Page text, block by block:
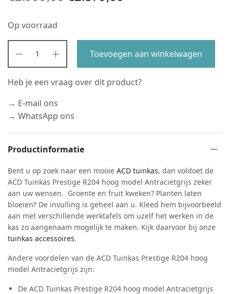
Op voorraad
Toevoegen aan winkelwagen
Heb je een vraag over dit product?
→ E-mail ons
→ WhatsApp ons
Productinformatie
Bent u op zoek naar een mooieACD tuinkas, dan voldoet de
ACD Tuinkas Prestige R204 hoog model Antracietgrijs zeker
aan uw wensen. Groente en fruit kweken? Planten laten
bloeien? De invulling is geheel aan u. Kleed hem bijvoorbeeld
aan met verschillende werktafels om uzelf het werken in de
kas zo aangenaam mogelijk te maken. Kijk daarvoor bij onze
tuinkas accessoires.
Andere voordelen van de ACD Tuinkas Prestige R204 hoog
model Antracietgrijs zijn:
De ACD Tuinkas Prestige R204 hoog model Antracietgrijs